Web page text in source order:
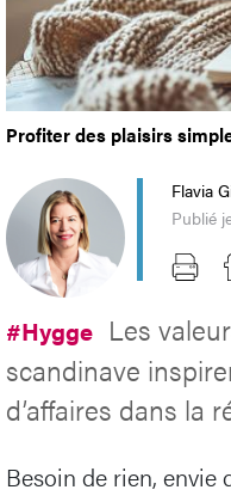
Profiter des plaisirs
Flavia
Publié
#Hygge Les
scandinave
d’affaires dans la
Besoin de rien, envie